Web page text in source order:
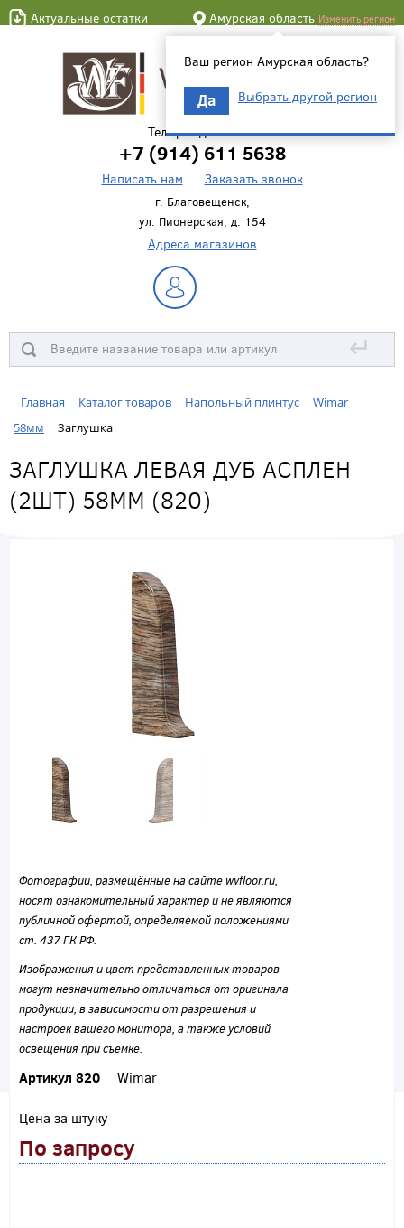
Актуальные остатки Амурская область Изменить регион
Ваш регион Амурская область?
Да Выбрать другой регион
Телефон для связи
+7 (914) 611 5638
Написать нам Заказать звонок
г. Благовещенск,
ул. Пионерская, д. 154
Адреса магазинов
↵
Главная Каталог товаров Напольный плинтус
Wimar
58мм
Заглушка
ЗАГЛУШКА ЛЕВАЯ ДУБ АСПЛЕН
(2ШТ) 58ММ (820)
Фотографии, размещённые на сайте wvfloor.ru,
носят ознакомительный характер и не являются
публичной офертой, определяемой положениями
ст. 437 ГК РФ.
Изображения и цвет представленных товаров
могут незначительно отличаться от оригинала
продукции, в зависимости от разрешения и
настроек вашего монитора, а также условий
освещения при съемке.
Артикул 820 Wimar
Цена за штуку
По запросу